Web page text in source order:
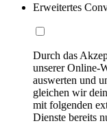
Erweitertes
Durch das
unserer Online-
auswerten und
gleichen wir
mit folgenden
Dienste bereits